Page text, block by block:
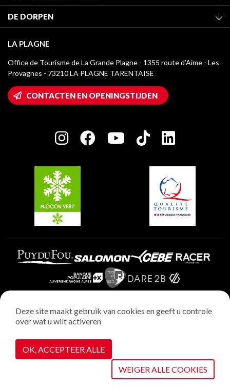
Classificatie van de gemeubileerde accommodaties
Verblijfstaks
Mediatheek
La Plagne logo's
Wifi toegang
Huis van de eigenaar
Charter van toegewijde spelers
DE DORPEN
Montchavin - Les Coches
Champagny-en-Vanoise
Plagne 1800
Plagne Villages
Plagne Aime 2000
LA PLAGNE
Office de Tourisme de La Grande Plagne - 1355 route d’Aime - Les
Provagnes - 73210 LA PLAGNE TARENTAISE
CONTACTEN EN OPENINGSTIJDEN
Wettelijke vermeldingen
Privacybeleid
Realisatie : StudioJuillet
Cookiebeheer
Deze site maakt gebruik van cookies en geeft u controle
over wat u wilt activeren
OK, ACCEPTEER ALLE
WEIGER ALLE COOKIES